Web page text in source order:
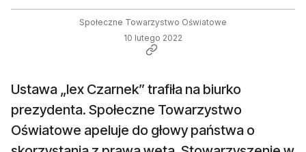
Społeczne Towarzystwo Oświatowe
10 lutego 2022
Ustawa „lex Czarnek” trafiła na biurko
prezydenta. Społeczne Towarzystwo
Oświatowe apeluje do głowy państwa o